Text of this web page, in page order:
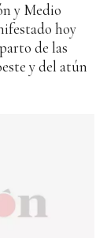
y Medio
hoy
de las
y del atún